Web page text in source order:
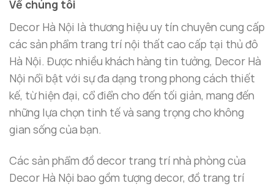
Tượng ngựa có kích thước đa dạng, dễ dàng bài trí
tại các không gian như bàn làm việc, phòng khách,
quầy lễ tân hoặc văn phòng kinh doanh, mang lại
điểm nhấn đẳng cấp cho không gian.
Về chúng tôi
Decor Hà Nội là thương hiệu uy tín chuyên cung cấp
các sản phẩm trang trí nội thất cao cấp tại thủ đô
Hà Nội. Được nhiều khách hàng tin tưởng, Decor Hà
Nội nổi bật với sự đa dạng trong phong cách thiết
kế, từ hiện đại, cổ điển cho đến tối giản, mang đến
những lựa chọn tinh tế và sang trọng cho không
gian sống của bạn.
Các sản phẩm đồ decor trang trí nhà phòng của
Decor Hà Nội bao gồm tượng decor, đồ trang trí